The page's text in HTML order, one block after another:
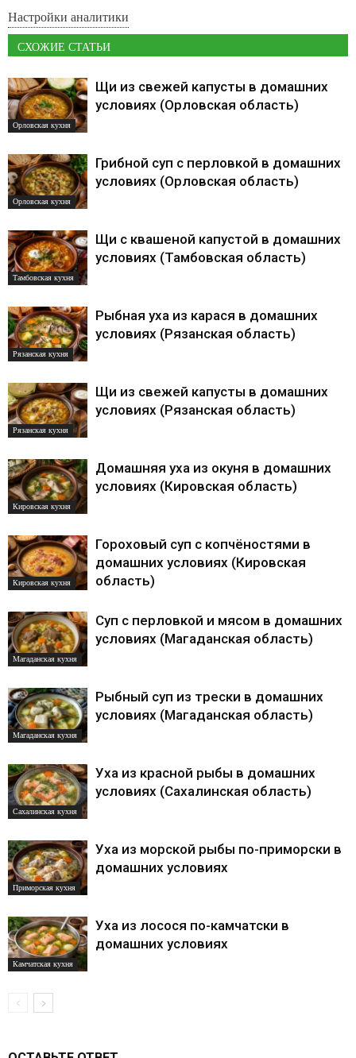
Настройки аналитики
СХОЖИЕ СТАТЬИ
Орловская кухня
Щи из свежей капусты в домашних
условиях (Орловская область)
Орловская кухня
Грибной суп с перловкой в домашних
условиях (Орловская область)
Тамбовская кухня
Щи с квашеной капустой в домашних
условиях (Тамбовская область)
Рязанская кухня
Рыбная уха из карася в домашних
условиях (Рязанская область)
Рязанская кухня
Щи из свежей капусты в домашних
условиях (Рязанская область)
Кировская кухня
Домашняя уха из окуня в домашних
условиях (Кировская область)
Кировская кухня
Гороховый суп с копчёностями в
домашних условиях (Кировская
область)
Магаданская кухня
Суп с перловкой и мясом в домашних
условиях (Магаданская область)
Магаданская кухня
Рыбный суп из трески в домашних
условиях (Магаданская область)
Сахалинская кухня
Уха из красной рыбы в домашних
условиях (Сахалинская область)
Приморская кухня
Уха из морской рыбы по-приморски в
домашних условиях
Камчатская кухня
Уха из лосося по-камчатски в
домашних условиях